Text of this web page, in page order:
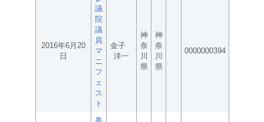
2016年6月20
日
議
院
議
員
マ
ニ
フ
ェ
ス
ト
金子
洋一
神
奈
川
県
神
奈
川
県
0000000394
参